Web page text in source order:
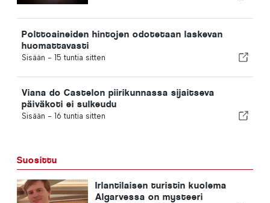
Polttoaineiden hintojen odotetaan laskevan
huomattavasti
Sisään - 15 tuntia sitten
Viana do Castelon piirikunnassa sijaitseva
päiväkoti ei sulkeudu
Sisään - 16 tuntia sitten
Suosittu
Irlantilaisen turistin kuolema
Algarvessa on mysteeri